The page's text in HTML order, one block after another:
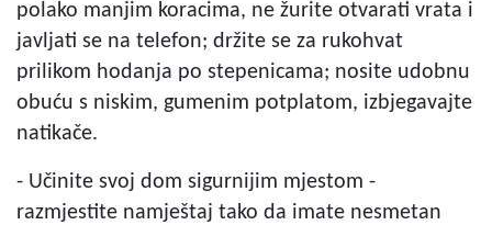
polako manjim koracima, ne žurite otvarati vrata i
javljati se na telefon; držite se za rukohvat
prilikom hodanja po stepenicama; nosite udobnu
obuću s niskim, gumenim potplatom, izbjegavajte
natikače.
- Učinite svoj dom sigurnijim mjestom -
razmjestite namještaj tako da imate nesmetan